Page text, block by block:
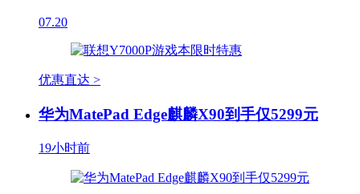
07.20
优惠直达 >
华为MatePad Edge麒麟X90到手仅5299元
19小时前